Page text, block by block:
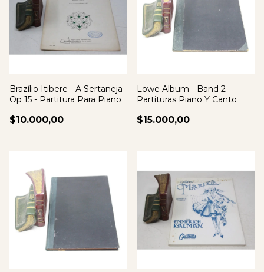
Brazílio Itibere - A Sertaneja
Op 15 - Partitura Para Piano
$10.000,00
Lowe Album - Band 2 -
Partituras Piano Y Canto
$15.000,00